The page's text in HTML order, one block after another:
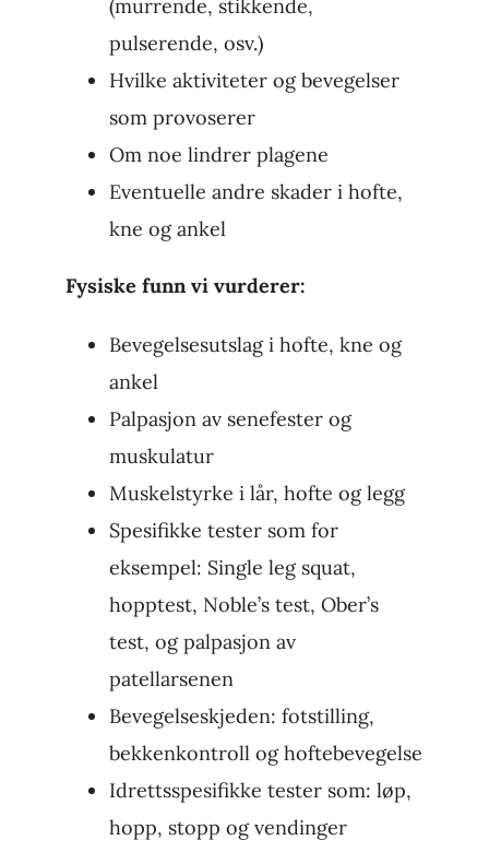
(murrende, stikkende,
pulserende, osv.)
Hvilke aktiviteter og bevegelser
som provoserer
Om noe lindrer plagene
Eventuelle andre skader i hofte,
kne og ankel
Fysiske funn vi vurderer:
Bevegelsesutslag i hofte, kne og
ankel
Palpasjon av senefester og
muskulatur
Muskelstyrke i lår, hofte og legg
Spesifikke tester som for
eksempel: Single leg squat,
hopptest, Noble’s test, Ober’s
test, og palpasjon av
patellarsenen
Bevegelseskjeden: fotstilling,
bekkenkontroll og hoftebevegelse
Idrettsspesifikke tester som: løp,
hopp, stopp og vendinger